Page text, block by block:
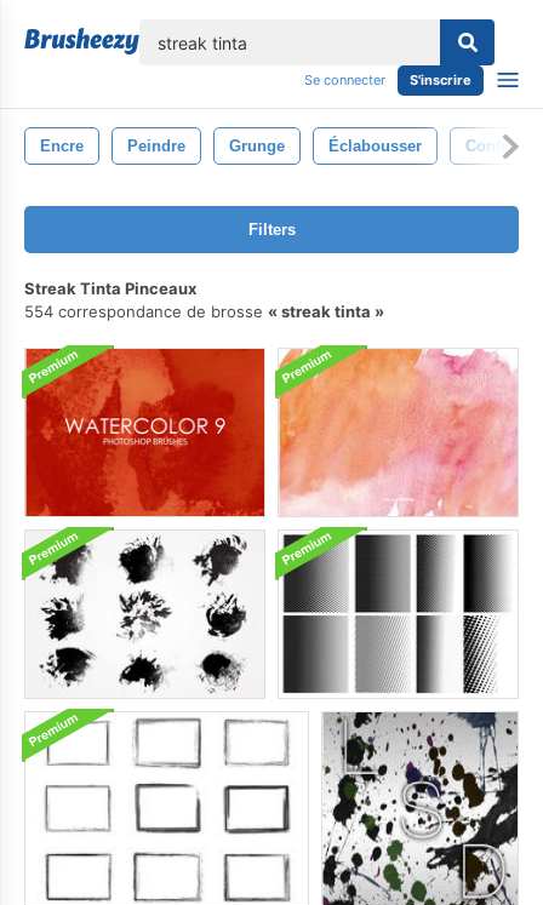
Se connecter S'inscrire
Encre Peindre Grunge Éclabousser Contexte
Filters
Streak Tinta Pinceaux
554 correspondance de brosse
streak tinta